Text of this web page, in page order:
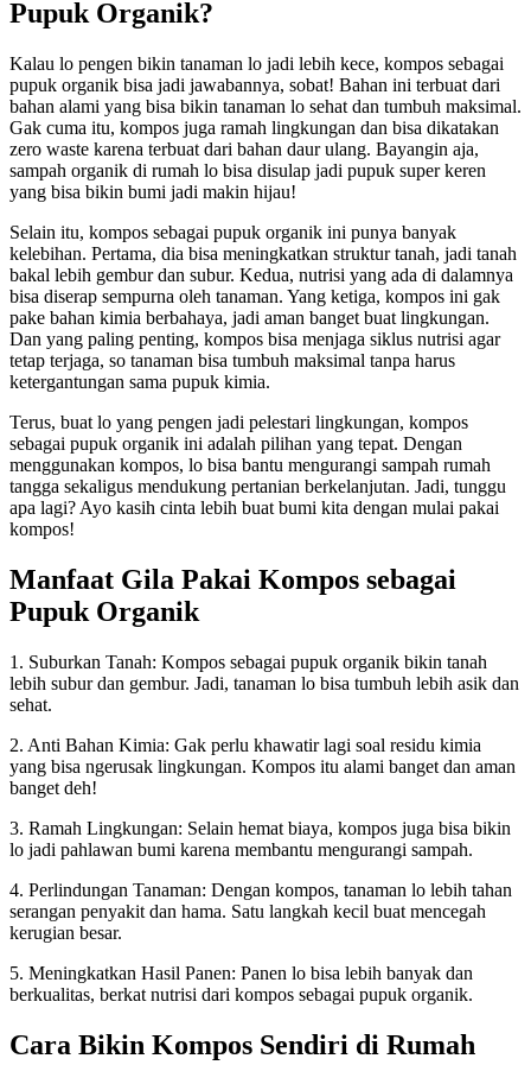
Pupuk Organik?
Kalau lo pengen bikin tanaman lo jadi lebih kece, kompos sebagai
pupuk organik bisa jadi jawabannya, sobat! Bahan ini terbuat dari
bahan alami yang bisa bikin tanaman lo sehat dan tumbuh maksimal.
Gak cuma itu, kompos juga ramah lingkungan dan bisa dikatakan
zero waste karena terbuat dari bahan daur ulang. Bayangin aja,
sampah organik di rumah lo bisa disulap jadi pupuk super keren
yang bisa bikin bumi jadi makin hijau!
Selain itu, kompos sebagai pupuk organik ini punya banyak
kelebihan. Pertama, dia bisa meningkatkan struktur tanah, jadi tanah
bakal lebih gembur dan subur. Kedua, nutrisi yang ada di dalamnya
bisa diserap sempurna oleh tanaman. Yang ketiga, kompos ini gak
pake bahan kimia berbahaya, jadi aman banget buat lingkungan.
Dan yang paling penting, kompos bisa menjaga siklus nutrisi agar
tetap terjaga, so tanaman bisa tumbuh maksimal tanpa harus
ketergantungan sama pupuk kimia.
Terus, buat lo yang pengen jadi pelestari lingkungan, kompos
sebagai pupuk organik ini adalah pilihan yang tepat. Dengan
menggunakan kompos, lo bisa bantu mengurangi sampah rumah
tangga sekaligus mendukung pertanian berkelanjutan. Jadi, tunggu
apa lagi? Ayo kasih cinta lebih buat bumi kita dengan mulai pakai
kompos!
Manfaat Gila Pakai Kompos sebagai
Pupuk Organik
1. Suburkan Tanah: Kompos sebagai pupuk organik bikin tanah
lebih subur dan gembur. Jadi, tanaman lo bisa tumbuh lebih asik dan
sehat.
2. Anti Bahan Kimia: Gak perlu khawatir lagi soal residu kimia
yang bisa ngerusak lingkungan. Kompos itu alami banget dan aman
banget deh!
3. Ramah Lingkungan: Selain hemat biaya, kompos juga bisa bikin
lo jadi pahlawan bumi karena membantu mengurangi sampah.
4. Perlindungan Tanaman: Dengan kompos, tanaman lo lebih tahan
serangan penyakit dan hama. Satu langkah kecil buat mencegah
kerugian besar.
5. Meningkatkan Hasil Panen: Panen lo bisa lebih banyak dan
berkualitas, berkat nutrisi dari kompos sebagai pupuk organik.
Cara Bikin Kompos Sendiri di Rumah